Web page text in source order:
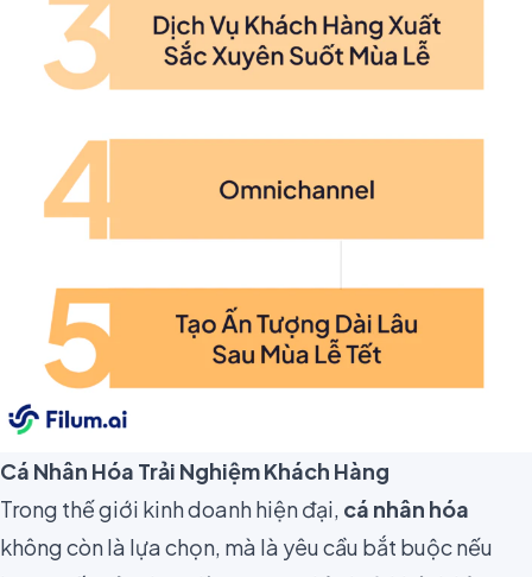
Cá Nhân Hóa Trải Nghiệm Khách Hàng
Trong thế giới kinh doanh hiện đại, cá nhân hóa
không còn là lựa chọn, mà là yêu cầu bắt buộc nếu